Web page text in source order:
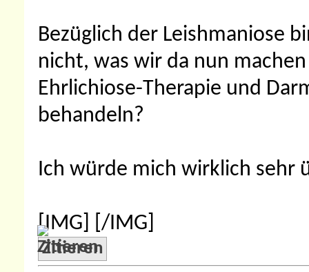
Bezüglich der Leishmaniose
nicht, was wir da nun
Ehrlichiose-Therapie und
behandeln?
Ich würde mich wirklich sehr
[IMG] [/IMG]
Zitieren